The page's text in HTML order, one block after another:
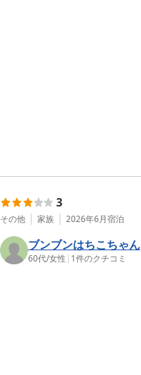
3
その他 家族 2026年6月宿泊
ブンブンはちこちゃん
60代/女性 | 1件のクチコミ